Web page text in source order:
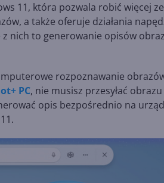
11, która pozwala robić więcej
a także oferuje działania
nich to generowanie opisów
rozpoznawanie
PC, nie musisz przesyłać
opis bezpośrednio na